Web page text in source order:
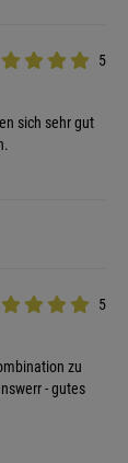
5
sich sehr gut
5
zu
- gutes